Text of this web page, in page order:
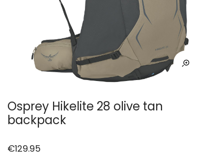
Osprey Hikelite 28 olive tan
backpack
€129.95